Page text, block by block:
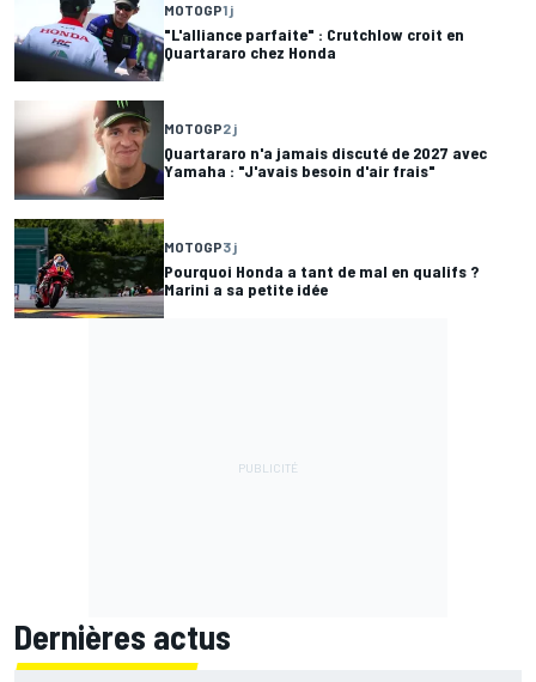
MOTOGP1 j
"L'alliance parfaite" : Crutchlow croit en
Quartararo chez Honda
MOTOGP2 j
Quartararo n'a jamais discuté de 2027 avec
Yamaha : "J'avais besoin d'air frais"
MOTOGP3 j
Pourquoi Honda a tant de mal en qualifs ?
Marini a sa petite idée
Dernières actus